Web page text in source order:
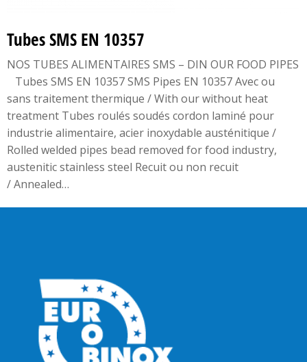
Tubes SMS EN 10357
NOS TUBES ALIMENTAIRES SMS – DIN OUR FOOD PIPES
Tubes SMS EN 10357 SMS Pipes EN 10357 Avec ou
sans traitement thermique / With our without heat
treatment Tubes roulés soudés cordon laminé pour
industrie alimentaire, acier inoxydable austénitique /
Rolled welded pipes bead removed for food industry,
austenitic stainless steel Recuit ou non recuit
/ Annealed…